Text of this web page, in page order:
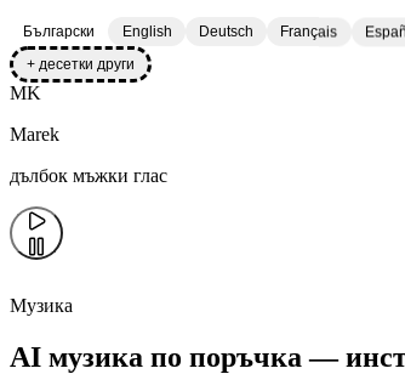
Български English Deutsch Français
+ десетки други
MK
Marek
дълбок мъжки глас
Музика
AI музика по поръчка —